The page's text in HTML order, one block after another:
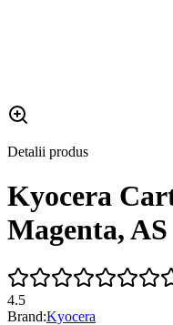
Detalii produs
Kyocera
Magenta, AS
4.5
Brand:Kyocera